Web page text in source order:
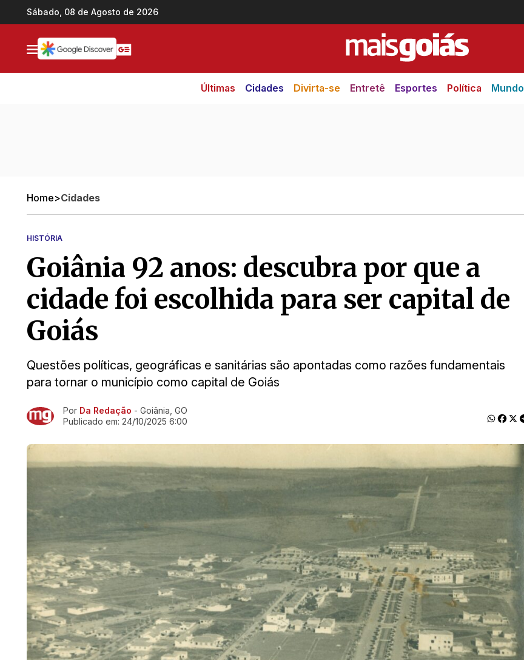
Ir direto pro conteúdo
Sábado, 08 de Agosto de 2026
Últimas Cidades Divirta-se Entretê Esportes Política Mundo
Home>Cidades
HISTÓRIA
Goiânia 92 anos: descubra por que a
cidade foi escolhida para ser capital de
Goiás
Questões políticas, geográficas e sanitárias são apontadas como razões fundamentais
para tornar o município como capital de Goiás
Ir direto pra matéria
Por Da Redação - Goiânia, GO
Publicado em: 24/10/2025 6:00